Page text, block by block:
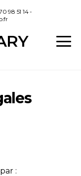
98 51 14 -
: